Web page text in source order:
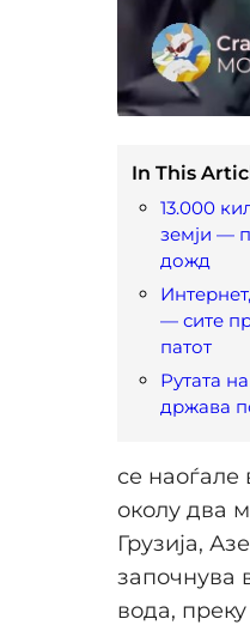
In This
13.000
земји —
дожд
— сите
патот
Рутата
држава
се наоѓале
околу два
Грузија,
започнува
вода,